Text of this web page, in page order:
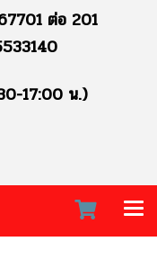
ต่อ 201
17:00 น.)